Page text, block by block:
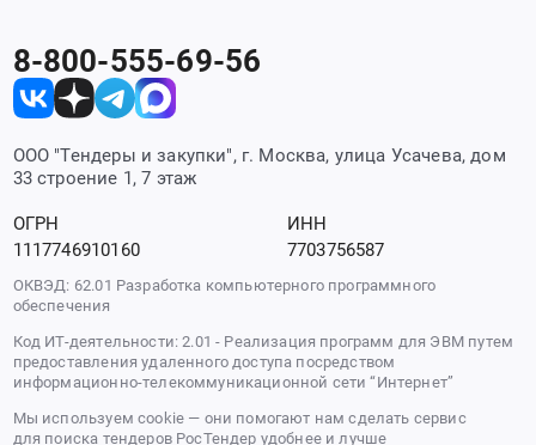
8-800-555-69-56
ООО "Тендеры и закупки", г. Москва, улица Усачева, дом
33 строение 1, 7 этаж
ОГРН
1117746910160
ИНН
7703756587
ОКВЭД: 62.01 Разработка компьютерного программного
обеспечения
Код ИТ-деятельности: 2.01 - Реализация программ для ЭВМ путем
предоставления удаленного доступа посредством
информационно-телекоммуникационной сети “Интернет”
Мы используем cookie — они помогают нам сделать сервис
для поиска тендеров РосТендер удобнее и лучше